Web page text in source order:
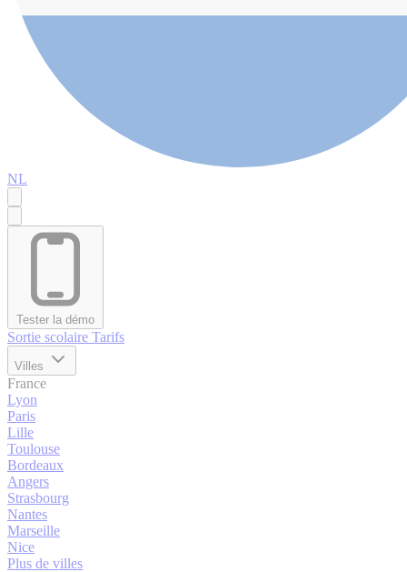
NL
Tester la démo
Sortie scolaire Tarifs
Villes
France
Lyon
Paris
Lille
Toulouse
Bordeaux
Angers
Strasbourg
Nantes
Marseille
Nice
Plus de villes